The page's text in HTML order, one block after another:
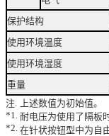
保护结构
使用环境温度
使用环境湿度
重量
注.
上述数值为初始值。
*1. 耐电压为使用了隔板
*2. 在针状按钮型中为自